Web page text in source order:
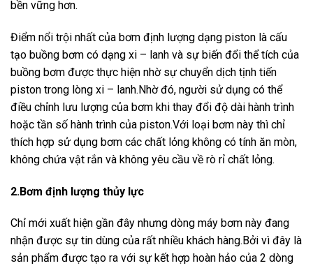
bền vững hơn.
Điểm nổi trội nhất của bơm định lượng dạng piston là cấu
tạo buồng bơm có dạng xi – lanh và sự biến đổi thể tích của
buồng bơm được thực hiện nhờ sự chuyển dịch tịnh tiến
piston trong lòng xi – lanh.Nhờ đó, người sử dụng có thể
điều chỉnh lưu lượng của bơm khi thay đổi độ dài hành trình
hoặc tần số hành trình của piston.Với loại bơm này thì chỉ
thích hợp sử dụng bơm các chất lỏng không có tính ăn mòn,
không chứa vật rắn và không yêu cầu về rò rỉ chất lỏng.
2.Bơm định lượng thủy lực
Chỉ mới xuất hiện gần đây nhưng dòng máy bơm này đang
nhận được sự tin dùng của rất nhiều khách hàng.Bởi vì đây là
sản phẩm được tạo ra với sự kết hợp hoàn hảo của 2 dòng